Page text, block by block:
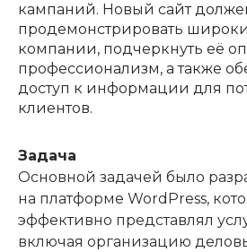
кампаний. Новый сайт
продемонстрировать
компании, подчеркнуть её
профессионализм, а также
доступ к информации для
клиентов.
Задача
Основной задачей было
на платформе WordPress,
эффективно представлял
включая организацию